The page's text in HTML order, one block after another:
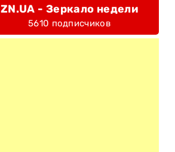
ZN.UA - Зеркало недели
5610 подписчиков